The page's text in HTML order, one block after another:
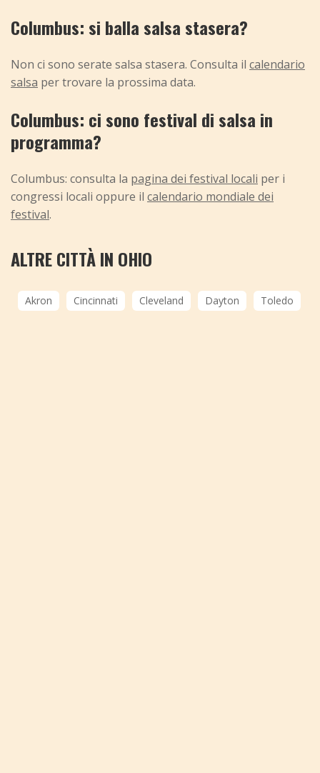
Columbus: si balla salsa stasera?
Non ci sono serate salsa stasera. Consulta il calendario
salsa per trovare la prossima data.
Columbus: ci sono festival di salsa in
programma?
Columbus: consulta la pagina dei festival locali per i
congressi locali oppure il calendario mondiale dei
festival.
ALTRE CITTÀ IN OHIO
Akron Cincinnati Cleveland Dayton Toledo